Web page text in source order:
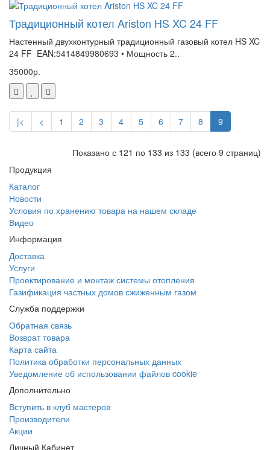
Традиционный котел Ariston HS XC 24 FF
Настенный двухконтурный традиционный газовый котел HS XC
24 FF EAN:5414849980693 • Мощность 2..
35000р.
|< < 1 2 3 4 5 6 7 8 9
Показано с 121 по 133 из 133 (всего 9 страниц)
Продукция
Каталог
Новости
Условия по хранению товара на нашем складе
Видео
Информация
Доставка
Услуги
Проектирование и монтаж системы отопления
Газификация частных домов сжиженным газом
Служба поддержки
Обратная связь
Возврат товара
Карта сайта
Политика обработки персональных данных
Уведомление об использовании файлов cookie
Дополнительно
Вступить в клуб мастеров
Производители
Акции
Личный Кабинет